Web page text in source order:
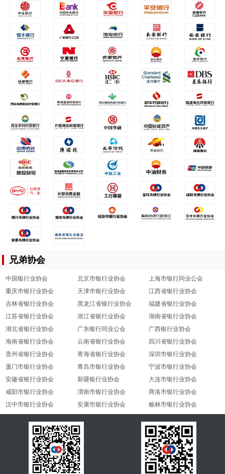
兄弟协会
中国银行业协会 北京市银行业协会
上海市银行同业公会
重庆市银行业协会
天津市银行业协会
江西省银行业协会
吉林省银行业协会
黑龙江省银行业协会
福建省银行业协会
江苏省银行业协会
浙江省银行业协会
湖南省银行业协会
湖北省银行业协会
广东银行同业公会
广西银行业协会
海南省银行业协会
云南省银行业协会
四川省银行业协会
贵州省银行业协会
青海省银行业协会
深圳市银行业协会
厦门市银行业协会
青岛市银行业协会
宁波市银行业协会
安徽省银行业协会
新疆银行业协会
大连市银行业协会
咸阳市银行业协会
渭南市银行业协会
商洛市银行业协会
汉中市银行业协会
安康市银行业协会 榆林市银行业协会